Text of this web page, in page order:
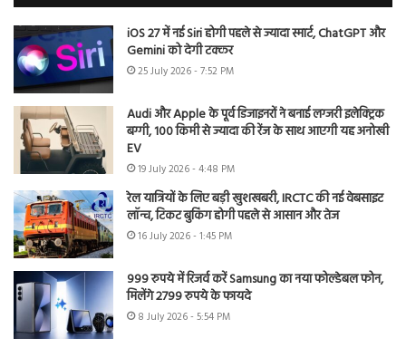
iOS 27 में नई Siri होगी पहले से ज्यादा स्मार्ट, ChatGPT और
Gemini को देगी टक्कर
25 July 2026 - 7:52 PM
Audi और Apple के पूर्व डिजाइनरों ने बनाई लग्जरी इलेक्ट्रिक
बग्गी, 100 किमी से ज्यादा की रेंज के साथ आएगी यह अनोखी
EV
19 July 2026 - 4:48 PM
रेल यात्रियों के लिए बड़ी खुशखबरी, IRCTC की नई वेबसाइट
लॉन्च, टिकट बुकिंग होगी पहले से आसान और तेज
16 July 2026 - 1:45 PM
999 रुपये में रिजर्व करें Samsung का नया फोल्डेबल फोन,
मिलेंगे 2799 रुपये के फायदे
8 July 2026 - 5:54 PM